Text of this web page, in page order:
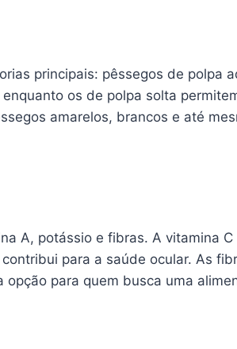
principais: pêssegos de polpa
os de polpa solta
amarelos, brancos e até
A, potássio e fibras. A vitamina
para a saúde ocular. As
para quem busca uma